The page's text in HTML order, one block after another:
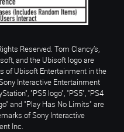
Reserved. Tom Clancy’s,
and the Ubisoft logo are
of Ubisoft Entertainment in the
Interactive Entertainment
"PS5 logo", "PS5", "PS4
and "Play Has No Limits" are
of Sony Interactive
Inc.